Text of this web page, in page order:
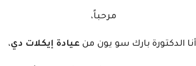
مرحباً،
أنا الدكتورة بارك سو يون من عيادة إيكلات دي،